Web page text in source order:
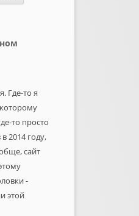
Где-то я
то просто
2014 году,
сайт
-
этой